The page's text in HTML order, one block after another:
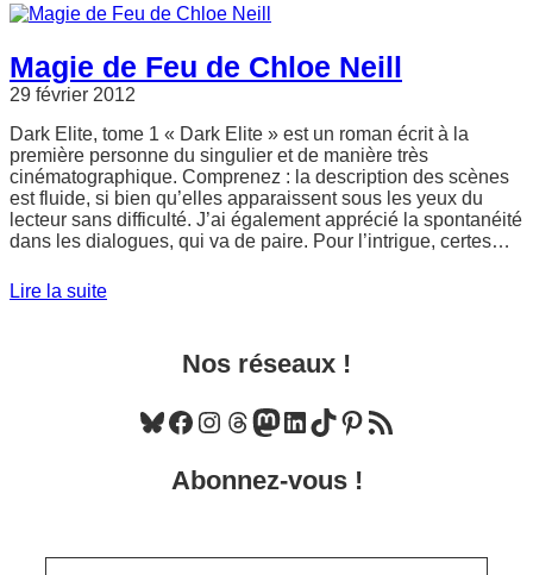
Magie de Feu de Chloe Neill
29 février 2012
Dark Elite, tome 1 « Dark Elite » est un roman écrit à la
première personne du singulier et de manière très
cinématographique. Comprenez : la description des scènes
est fluide, si bien qu’elles apparaissent sous les yeux du
lecteur sans difficulté. J’ai également apprécié la spontanéité
dans les dialogues, qui va de paire. Pour l’intrigue, certes…
Lire la suite
Nos réseaux !
Bluesky Facebook Instagram Threads Mastodon LinkedIn TikTok Pinterest Flux RSS
Abonnez-vous !